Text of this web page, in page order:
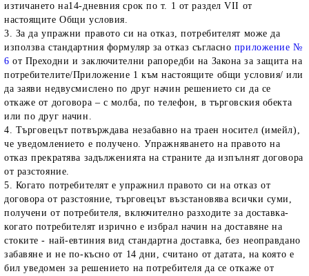
изтичането на14-дневния срок по т. 1 от раздел VII от
настоящите Общи условия.
3. За да упражни правото си на отказ, потребителят може да
използва стандартния формуляр за отказ съгласно приложение №
6 от Преходни и заключителни рапоредби на Закона за защита на
потребителите/Приложение 1 към настоящите общи условия/ или
да заяви недвусмислено по друг начин решението си да се
откаже от договора – с молба, по телефон, в търговския обекта
или по друг начин.
4. Търговецът потвърждава незабавно на траен носител (имейл),
че уведомлението е получено. Упражняването на правото на
отказ прекратява задълженията на страните да изпълнят договора
от разстояние.
5. Когато потребителят е упражнил правото си на отказ от
договора от разстояние, търговецът възстановява всички суми,
получени от потребителя, включително разходите за доставка-
когато потребителят изрично е избрал начин на доставяне на
стоките - най-евтиния вид стандартна доставка, без неоправдано
забавяне и не по-късно от 14 дни, считано от датата, на която е
бил уведомен за решението на потребителя да се откаже от